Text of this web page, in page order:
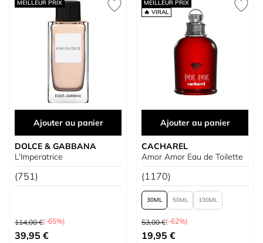
MEILLEUR PRIX
Ajouter au panier
DOLCE & GABBANA
L’Imperatrice
(751)
Prix normal
114,00 €(-65%)
Prix spécial
39,95 €
MEILLEUR PRIX
🔥 VIRAL
Ajouter au panier
CACHAREL
Amor Amor Eau de Toilette
(1170)
30 50 100
Prix normal
53,00 €(-62%)
À partir de
19,95 €